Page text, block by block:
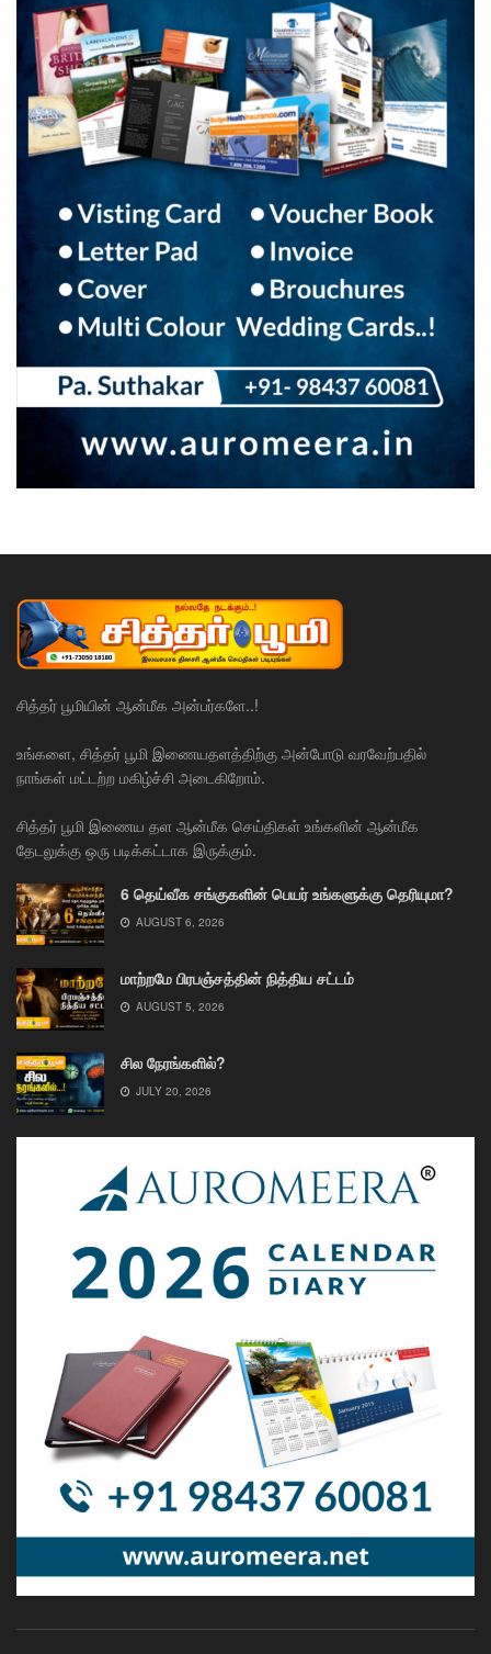
சித்தர் பூமியின் ஆன்மீக அன்பர்களே..!
உங்களை, சித்தர் பூமி இணையதளத்திற்கு அன்போடு வரவேற்பதில்
நாங்கள் மட்டற்ற மகிழ்ச்சி அடைகிறோம்.
சித்தர் பூமி இணைய தள ஆன்மீக செய்திகள் உங்களின் ஆன்மீக
தேடலுக்கு ஒரு படிக்கட்டாக இருக்கும்.
6 தெய்வீக சங்குகளின் பெயர் உங்களுக்கு தெரியுமா?
AUGUST 6, 2026
மாற்றமே பிரபஞ்சத்தின் நித்திய சட்டம்
AUGUST 5, 2026
சில நேரங்களில்?
JULY 20, 2026